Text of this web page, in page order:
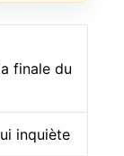
finale du
inquiète